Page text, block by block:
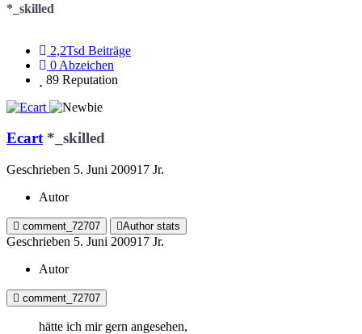
*_skilled
2,2Tsd Beiträge
0 Abzeichen
89 Reputation
Ecart *_skilled
Geschrieben 5. Juni 200917 Jr.
Autor
comment_72707 Author stats
Geschrieben 5. Juni 200917 Jr.
Autor
comment_72707
hätte ich mir gern angesehen,